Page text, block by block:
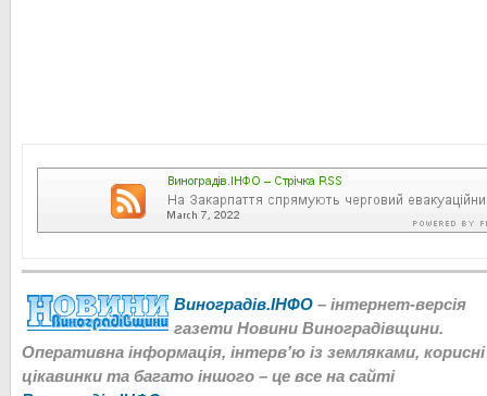
Виноградів.ІНФО – інтернет-версія
газети Новини Виноградівщини.
Оперативна інформація, інтерв’ю із земляками, корисні
цікавинки та багато іншого – це все на сайті